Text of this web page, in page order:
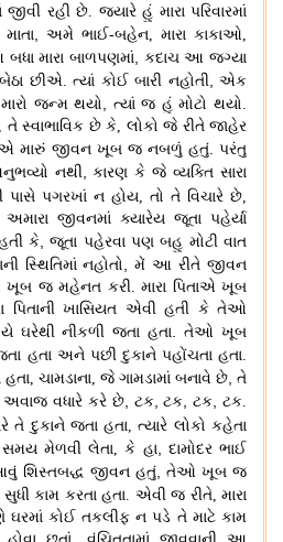
જીવી રહી છે. જ્યારે હું મારા પરિવારમાં
માતા, અમે ભાઈ-બહેન, મારા કાકાઓ,
મારા બાળપણમાં, કદાચ આ જગ્યા
છીએ.ત્યાં કોઈ બારી નહોતી,એક
જન્મ થયો, ત્યાં જ હું મોટો થયો.
સ્વાભાવિક છે કે, લોકો જે રીતે જાહેર
મારું જીવન ખૂબ જ નબળું હતું.પરંતુ
નથી,કારણ કે જે વ્યક્તિ સારા
પગરખાં ન હોય, તો તે વિચારે છે,
જીવનમાં ક્યારેય જૂતા પહેર્યા
કે,જૂતા પહેરવા પણ બહુ મોટી વાત
સ્થિતિમાં નહોતો,મેં આ રીતે જીવન
ખૂબ જ મહેનત કરી.મારા પિતાએ ખૂબ
પિતાની ખાસિયત એવી હતી કે તેઓ
ઘરેથી નીકળી જતા હતા.તેઓ ખૂબ
હતા અને પછી દુકાને પહોંચતા હતા.
, ચામડાના, જે ગામડામાં બનાવે છે, તે
અવાજ વધારે કરે છે, ટક,ટક,ટક,ટક.
તે દુકાને જતા હતા, ત્યારે લોકો કહેતા
મેળવી લેતા, કે હા, દામોદર ભાઈ
શિસ્તબદ્ધ જીવન હતું, તેઓ ખૂબ જ
સુધી કામ કરતા હતા. એવી જ રીતે, મારા
ઘરમાં કોઈ તકલીફ ન પડે તે માટે કામ